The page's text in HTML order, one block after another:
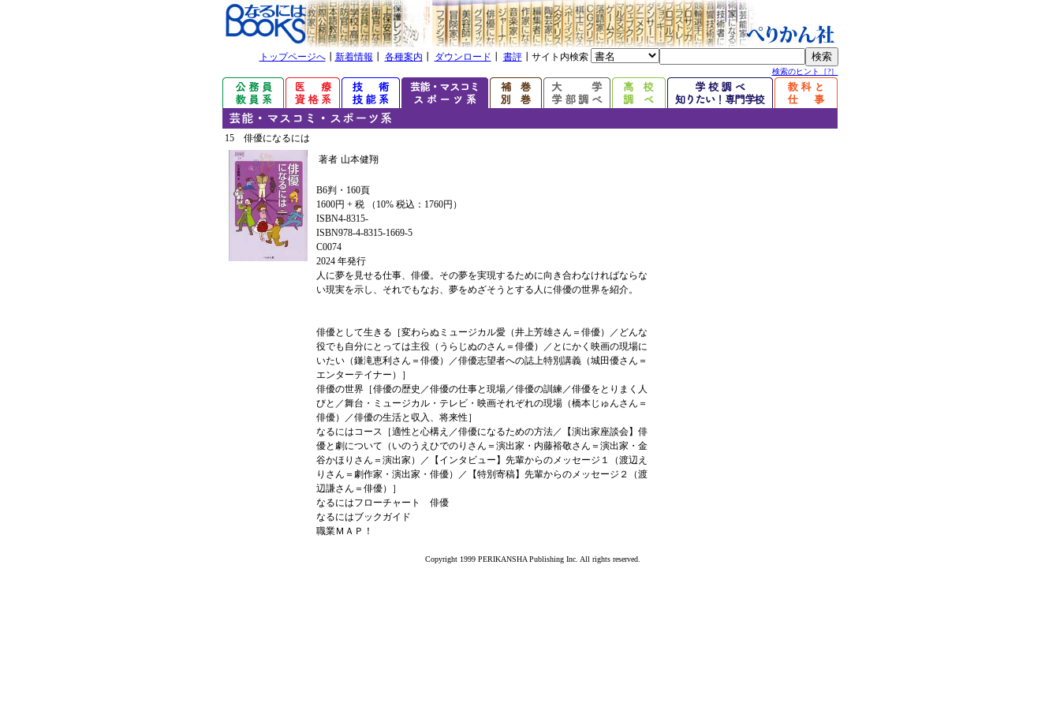
トップページへ┃ 新着情報 各種案内 ダウンロード 書評┃サイト内検索
検索のヒント［?］
15 俳優になるには
著者 山本健翔
B6判・160頁
1600円 + 税 （10% 税込：1760円）
ISBN4-8315-
ISBN978-4-8315-1669-5
C0074
2024 年発行
人に夢を見せる仕事、俳優。その夢を実現するために向き合わなければならな
い現実を示し、それでもなお、夢をめざそうとする人に俳優の世界を紹介。
俳優として生きる［変わらぬミュージカル愛（井上芳雄さん＝俳優）／どんな
役でも自分にとっては主役（うらじぬのさん＝俳優）／とにかく映画の現場に
いたい（鎌滝恵利さん＝俳優）／俳優志望者への誌上特別講義（城田優さん＝
エンターテイナー）］
俳優の世界［俳優の歴史／俳優の仕事と現場／俳優の訓練／俳優をとりまく人
びと／舞台・ミュージカル・テレビ・映画それぞれの現場（橋本じゅんさん＝
俳優）／俳優の生活と収入、将来性］
なるにはコース［適性と心構え／俳優になるための方法／【演出家座談会】俳
優と劇について（いのうえひでのりさん＝演出家・内藤裕敬さん＝演出家・金
谷かほりさん＝演出家）／【インタビュー】先輩からのメッセージ１（渡辺え
りさん＝劇作家・演出家・俳優）／【特別寄稿】先輩からのメッセージ２（渡
辺謙さん＝俳優）］
なるにはフローチャート 俳優
なるにはブックガイド
職業ＭＡＰ！
Copyright 1999 PERIKANSHA Publishing Inc. All rights reserved.